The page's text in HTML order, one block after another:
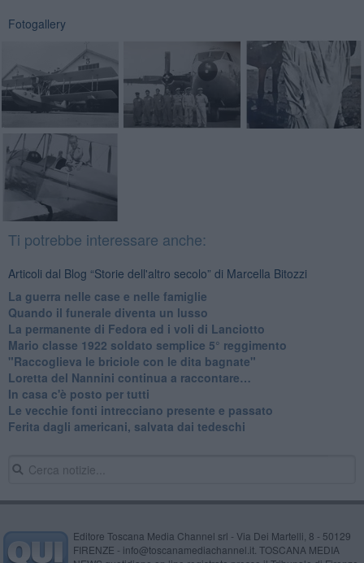
Fotogallery
Ti potrebbe interessare anche:
Articoli dal Blog “Storie dell'altro secolo” di Marcella Bitozzi
La guerra nelle case e nelle famiglie
Quando il funerale diventa un lusso
La permanente di Fedora ed i voli di Lanciotto
Mario classe 1922 soldato semplice 5° reggimento
"Raccoglieva le briciole con le dita bagnate"
​Loretta del Nannini continua a raccontare…
In casa c'è posto per tutti
Le vecchie fonti intrecciano presente e passato
Ferita dagli americani, salvata dai tedeschi
Editore Toscana Media Channel srl - Via Dei Martelli, 8 - 50129
FIRENZE - info@toscanamediachannel.it. TOSCANA MEDIA